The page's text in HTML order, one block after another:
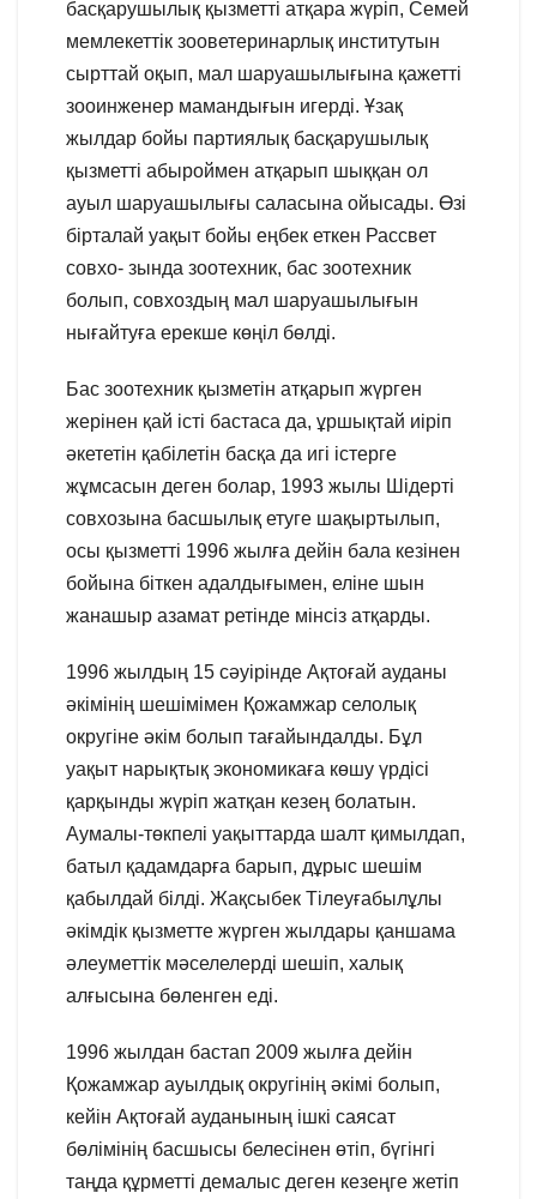
басқарушылық қызметті атқара жүріп, Семей
мемлекеттік зооветеринарлық институтын
сырттай оқып, мал шаруашылығына қажетті
зооинженер мамандығын игерді. Ұзақ
жылдар бойы партиялық басқарушылық
қызметті абыроймен атқарып шыққан ол
ауыл шаруашылығы саласына ойысады. Өзі
бірталай уақыт бойы еңбек еткен Рассвет
совхо- зында зоотехник, бас зоотехник
болып, совхоздың мал шаруашылығын
нығайтуға ерекше көңіл бөлді.
Бас зоотехник қызметін атқарып жүрген
жерінен қай істі бастаса да, ұршықтай иіріп
әкететін қабілетін басқа да игі істерге
жұмсасын деген болар, 1993 жылы Шідерті
совхозына басшылық етуге шақыртылып,
осы қызметті 1996 жылға дейін бала кезінен
бойына біткен адалдығымен, еліне шын
жанашыр азамат ретінде мінсіз атқарды.
1996 жылдың 15 сәуірінде Ақтоғай ауданы
әкімінің шешімімен Қожамжар селолық
округіне әкім болып тағайындалды. Бұл
уақыт нарықтық экономикаға көшу үрдісі
қарқынды жүріп жатқан кезең болатын.
Аумалы-төкпелі уақыттарда шалт қимылдап,
батыл қадамдарға барып, дұрыс шешім
қабылдай білді. Жақсыбек Тілеуғабылұлы
әкімдік қызметте жүрген жылдары қаншама
әлеуметтік мәселелерді шешіп, халық
алғысына бөленген еді.
1996 жылдан бастап 2009 жылға дейін
Қожамжар ауылдық округінің әкімі болып,
кейін Ақтоғай ауданының ішкі саясат
бөлімінің басшысы белесінен өтіп, бүгінгі
таңда құрметті демалыс деген кезеңге жетіп